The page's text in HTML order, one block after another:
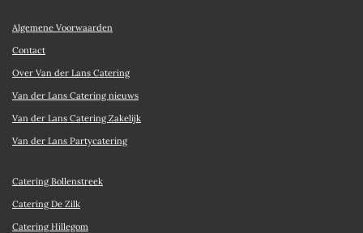
Algemene Voorwaarden
Contact
Over Van der Lans Catering
Van der Lans Catering nieuws
Van der Lans Catering Zakelijk
Van der Lans Partycatering
Catering Bollenstreek
Catering De Zilk
Catering Hillegom